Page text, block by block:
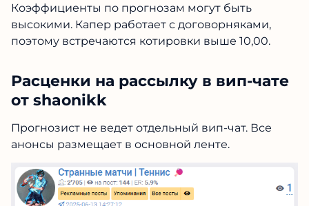
Коэффициенты по прогнозам могут быть
высокими. Капер работает с договорняками,
поэтому встречаются котировки выше 10,00.
Расценки на рассылку в вип-чате
от shaonikk
Прогнозист не ведет отдельный вип-чат. Все
анонсы размещает в основной ленте.